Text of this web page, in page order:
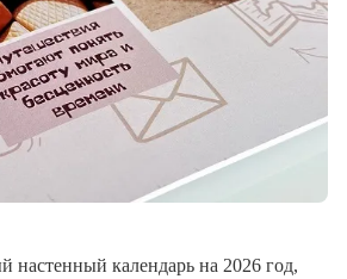
настенный календарь на 2026 год,